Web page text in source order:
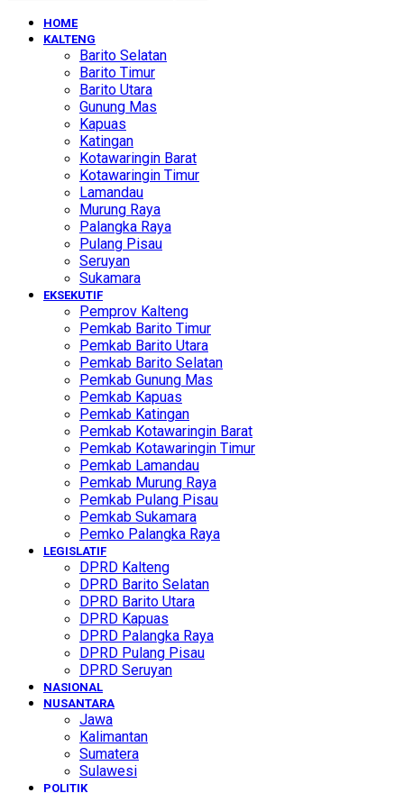
HOME
KALTENG
Barito Selatan
Barito Timur
Barito Utara
Gunung Mas
Kapuas
Katingan
Kotawaringin Barat
Kotawaringin Timur
Lamandau
Murung Raya
Palangka Raya
Pulang Pisau
Seruyan
Sukamara
EKSEKUTIF
Pemprov Kalteng
Pemkab Barito Timur
Pemkab Barito Utara
Pemkab Barito Selatan
Pemkab Gunung Mas
Pemkab Kapuas
Pemkab Katingan
Pemkab Kotawaringin Barat
Pemkab Kotawaringin Timur
Pemkab Lamandau
Pemkab Murung Raya
Pemkab Pulang Pisau
Pemkab Sukamara
Pemko Palangka Raya
LEGISLATIF
DPRD Kalteng
DPRD Barito Selatan
DPRD Barito Utara
DPRD Kapuas
DPRD Palangka Raya
DPRD Pulang Pisau
DPRD Seruyan
NASIONAL
NUSANTARA
Jawa
Kalimantan
Sumatera
Sulawesi
POLITIK